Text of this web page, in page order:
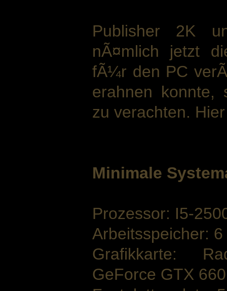
Publisher 2K
nÃ¤mlich jetzt
fÃ¼r den PC
erahnen konnte,
zu verachten.
Minimale
Prozessor: I5-
Arbeitsspeicher: 6
Grafikkarte:
GeForce GTX 660